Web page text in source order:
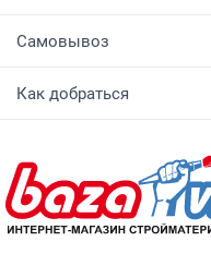
Самовывоз
Как добраться